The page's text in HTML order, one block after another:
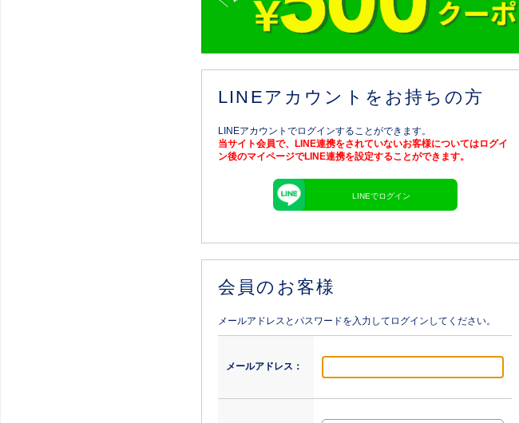
LINEアカウントをお持ちの方
LINEアカウントでログインすることができます。
当サイト会員で、LINE連携をされていないお客様についてはログイ
ン後のマイページでLINE連携を設定することができます。
LINEでログイン
会員のお客様
メールアドレスとパスワードを入力してログインしてください。
メールアドレス：